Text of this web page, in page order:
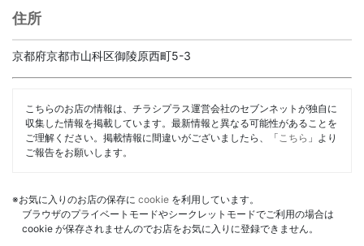
住所
京都府京都市山科区御陵原西町5-3
こちらのお店の情報は、チラシプラス運営会社のセブンネットが独自に
収集した情報を掲載しています。最新情報と異なる可能性があることを
ご理解ください。掲載情報に間違いがございましたら、「 こちら 」より
ご報告をお願いします。
※お気に入りのお店の保存に cookie を利用しています。
ブラウザのプライベートモードやシークレットモードでご利用の場合は
cookie が保存されませんのでお店をお気に入りに登録できません。